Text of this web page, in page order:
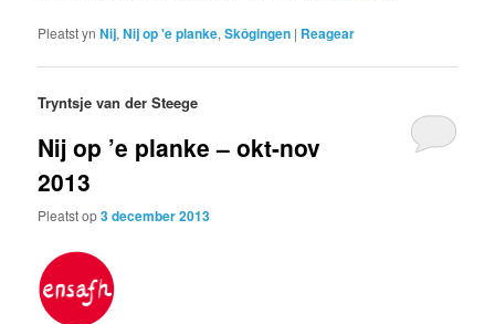
Pleatst yn Nij,Nij op 'e planke,Skôgingen | Reagear
Tryntsje van der Steege
Nij op ’e planke – okt-nov
2013
Pleatst op3 december 2013